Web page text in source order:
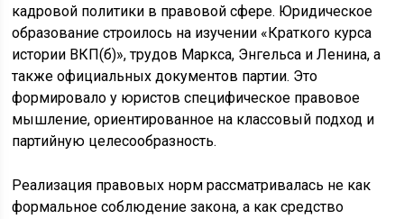
кадровой политики в правовой сфере. Юридическое
образование строилось на изучении «Краткого курса
истории ВКП(б)», трудов Маркса, Энгельса и Ленина, а
также официальных документов партии. Это
формировало у юристов специфическое правовое
мышление, ориентированное на классовый подход и
партийную целесообразность.
Реализация правовых норм рассматривалась не как
формальное соблюдение закона, а как средство